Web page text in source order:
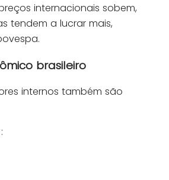
internacionais sobem,
tendem a lucrar mais,
brasileiro
internos também são